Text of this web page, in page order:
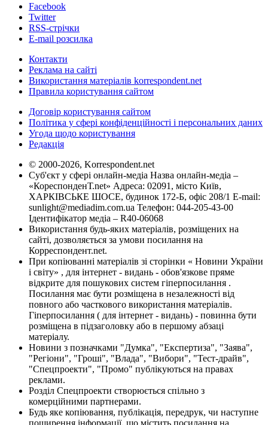
Facebook
Twitter
RSS-стрічки
E-mail розсилка
Контакти
Реклама на сайті
Використання матеріалів korrespondent.net
Правила користування сайтом
Договір користування сайтом
Політика у сфері конфіденційності і персональних даних
Угода щодо користування
Редакція
© 2000-2026, Korrespondent.net
Суб'єкт у сфері онлайн-медіа Назва онлайн-медіа –
«КореспонденТ.net» Адреса: 02091, місто Київ,
ХАРКІВСЬКЕ ШОСЕ, будинок 172-Б, офіс 208/1 E-mail:
sunlight@mediadim.com.ua Телефон: 044-205-43-00
Ідентифікатор медіа – R40-06068
Використання будь-яких матеріалів, розміщених на
сайті, дозволяється за умови посилання на
Корреспондент.net.
При копіюванні матеріалів зі сторінки « Новини України
і світу» , для інтернет - видань - обов'язкове пряме
відкрите для пошукових систем гіперпосилання .
Посилання має бути розміщена в незалежності від
повного або часткового використання матеріалів.
Гіперпосилання ( для інтернет - видань) - повинна бути
розміщена в підзаголовку або в першому абзаці
матеріалу.
Новини з позначками "Думка", "Експертиза", "Заява",
"Регіони", "Гроші", "Влада", "Вибори", "Тест-драйв",
"Спецпроекти", "Промо" публікуються на правах
реклами.
Розділ Спецпроекти створюється спільно з
комерційними партнерами.
Будь яке копіювання, публікація, передрук, чи наступне
поширення інформації, що містить посилання на